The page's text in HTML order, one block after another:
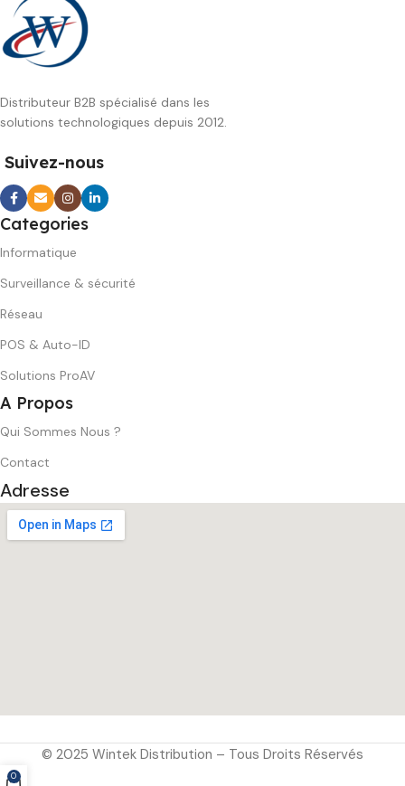
Distributeur B2B spécialisé dans les
solutions technologiques depuis 2012.
Suivez-nous
Categories
Informatique
Surveillance & sécurité
Réseau
POS & Auto-ID
Solutions ProAV
A Propos
Qui Sommes Nous ?
Contact
Adresse
© 2025 Wintek Distribution – Tous Droits Réservés
0